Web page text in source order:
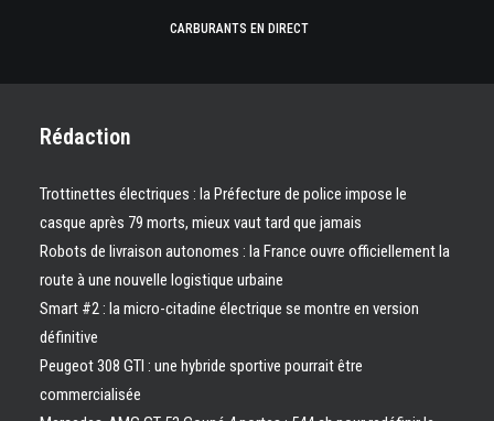
CARBURANTS EN DIRECT
Rédaction
Trottinettes électriques : la Préfecture de police impose le
casque après 79 morts, mieux vaut tard que jamais
Robots de livraison autonomes : la France ouvre officiellement la
route à une nouvelle logistique urbaine
Smart #2 : la micro-citadine électrique se montre en version
définitive
Peugeot 308 GTI : une hybride sportive pourrait être
commercialisée